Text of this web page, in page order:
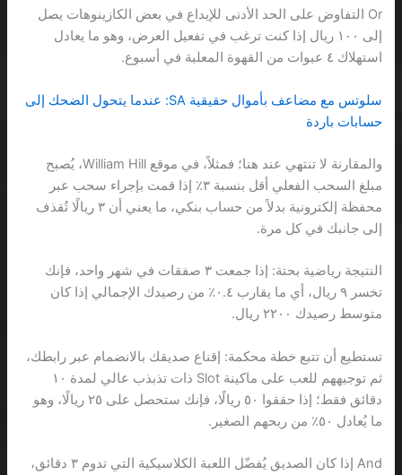
Or التفاوض على الحد الأدنى للإيداع في بعض الكازينوهات يصل
إلى ١٠٠ ريال إذا كنت ترغب في تفعيل العرض، وهو ما يعادل
استهلاك ٤ عبوات من القهوة المعلبة في أسبوع.
سلوتس مع مضاعف بأموال حقيقية SA: عندما يتحول الضحك إلى
حسابات باردة
والمقارنة لا تنتهي عند هنا؛ فمثلاً، في موقع William Hill، يُصبح
مبلغ السحب الفعلي أقل بنسبة ٣٪ إذا قمت بإجراء سحب عبر
محفظة إلكترونية بدلاً من حساب بنكي، ما يعني أن ٣ ريالًا تُقذف
إلى جانبك في كل مرة.
النتيجة رياضية بحتة: إذا جمعت ٣ صفقات في شهر واحد، فإنك
تخسر ٩ ريال، أي ما يقارب ٠.٤٪ من رصيدك الإجمالي إذا كان
متوسط رصيدك ٢٢٠٠ ريال.
تستطيع أن تتبع خطة محكمة: إقناع صديقك بالانضمام عبر رابطك،
ثم توجيههم للعب على ماكينة Slot ذات تذبذب عالي لمدة ١٠
دقائق فقط؛ إذا حققوا ٥٠ ريالًا، فإنك ستحصل على ٢٥ ريالًا، وهو
ما يُعادل ٥٠٪ من ربحهم الصغير.
And إذا كان الصديق يُفضّل اللعبة الكلاسيكية التي تدوم ٣ دقائق،